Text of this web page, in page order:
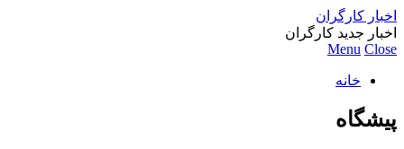
اخبار کارگران
اخبار جدید کارگران
Menu Close
خانه
پیشگاه